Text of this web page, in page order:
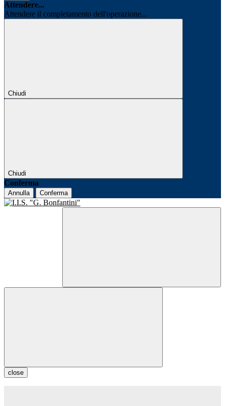
Attendere...
Attendere il completamento dell'operazione...
Chiudi
Chiudi
Conferma
Annulla Conferma
close